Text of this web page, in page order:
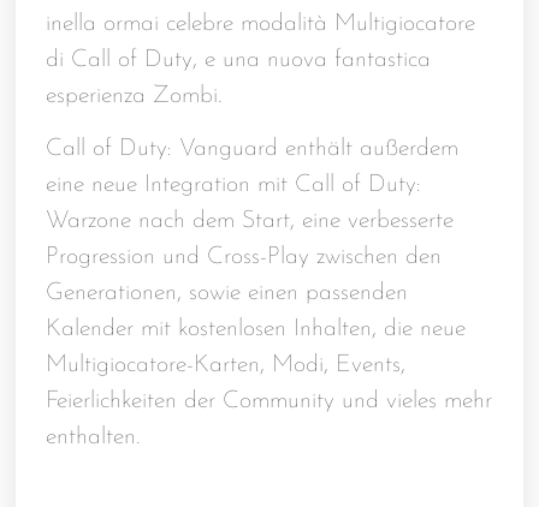
inella ormai celebre modalità Multigiocatore
di Call of Duty, e una nuova fantastica
esperienza Zombi.
Call of Duty: Vanguard enthält außerdem
eine neue Integration mit Call of Duty:
Warzone nach dem Start, eine verbesserte
Progression und Cross-Play zwischen den
Generationen, sowie einen passenden
Kalender mit kostenlosen Inhalten, die neue
Multigiocatore-Karten, Modi, Events,
Feierlichkeiten der Community und vieles mehr
enthalten.